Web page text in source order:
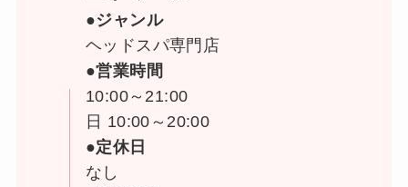
●ジャンル
ヘッドスパ専門店
●営業時間
10:00～21:00
日 10:00～20:00
●定休日
なし